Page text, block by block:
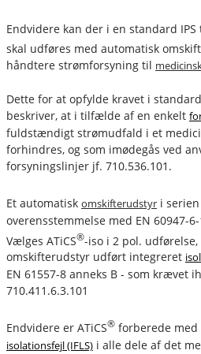
Endvidere kan der i en standard IPS
skal udføres med automatisk
håndtere strømforsyning til
Dette for at opfylde kravet i
beskriver, at i tilfælde af en enkelt
fuldstændigt strømudfald i et
forhindres, og som imødegås ved
forsyningslinjer jf. 710.536.101.
Et automatisk omskifterudstyr i serien
overensstemmelse med EN 60947-
Vælges ATiCS®-iso i 2 pol.
omskifterudstyr udført integreret
EN 61557-8 anneks B - som krævet
710.411.6.3.101
Endvidere er ATiCS® forberede
isolationsfejl (IFLS) i alle dele af det